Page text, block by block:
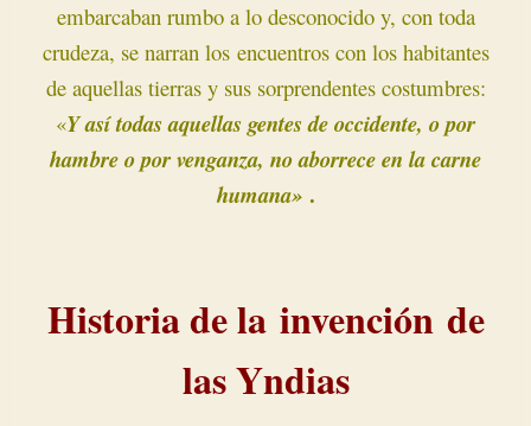
embarcaban rumbo a lo desconocido y, con toda
crudeza, se narran los encuentros con los habitantes
de aquellas tierras y sus sorprendentes costumbres:
«Y así todas aquellas gentes de occidente, o por
hambre o por venganza, no aborrece en la carne
humana».
Historia de la invenciónde
las Yndias